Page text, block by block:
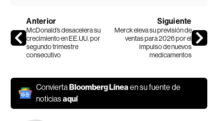
Anterior
McDonald’s desacelera su
crecimiento en EE.UU. por
segundo trimestre
consecutivo
Siguiente
Merck eleva su previsión de
ventas para 2026 por el
impulso de nuevos
medicamentos
ConviertaBloomberg Línea en su fuente de
noticiasaquí